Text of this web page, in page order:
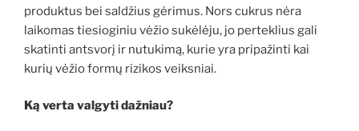
produktus bei saldžius gėrimus. Nors cukrus nėra
laikomas tiesioginiu vėžio sukėlėju, jo perteklius gali
skatinti antsvorį ir nutukimą, kurie yra pripažinti kai
kurių vėžio formų rizikos veiksniai.
Ką verta valgyti dažniau?